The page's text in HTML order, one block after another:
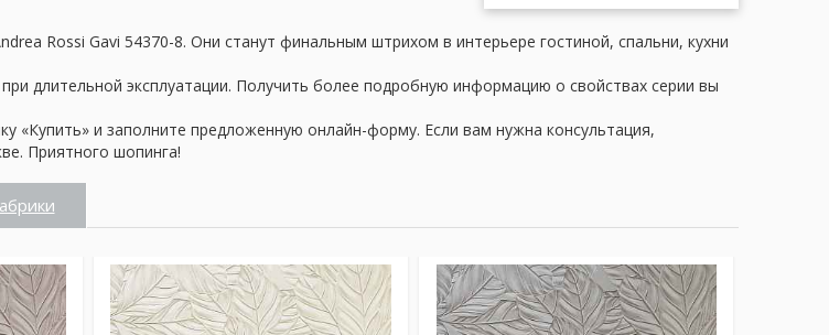
Rossi Gavi 54370-8. Они станут финальным штрихом в интерьере гостиной, спальни, кухни
длительной эксплуатации. Получить более подробную информацию о свойствах серии вы
и заполните предложенную онлайн-форму. Если вам нужна консультация,
Приятного шопинга!